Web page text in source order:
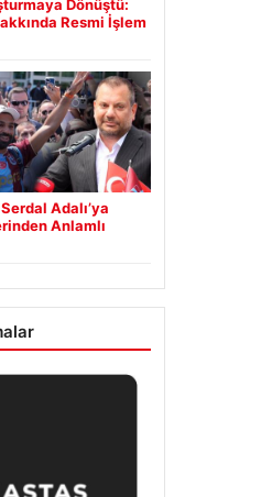
Dönüştü:
Resmi İşlem
Adalı’ya
Anlamlı